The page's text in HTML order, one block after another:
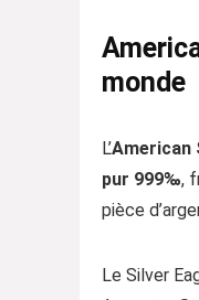
monde
L’American
pur 999‰,
pièce
Le Silver